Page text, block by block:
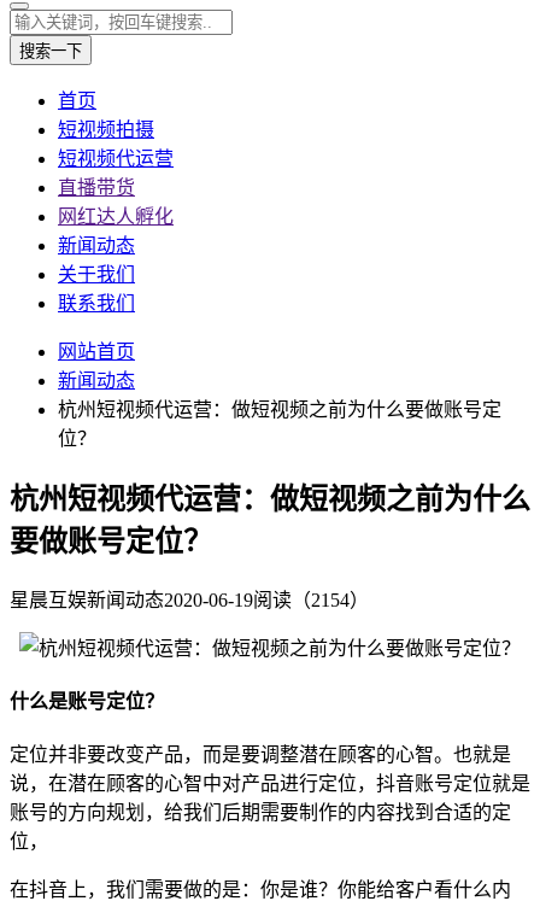
搜索一下
首页
短视频拍摄
短视频代运营
直播带货
网红达人孵化
新闻动态
关于我们
联系我们
网站首页
新闻动态
杭州短视频代运营：做短视频之前为什么要做账号定
位？
杭州短视频代运营：做短视频之前为什么
要做账号定位？
星晨互娱新闻动态2020-06-19阅读（2154）
什么是账号定位？
定位并非要改变产品，而是要调整潜在顾客的心智。也就是
说，在潜在顾客的心智中对产品进行定位，抖音账号定位就是
账号的方向规划，给我们后期需要制作的内容找到合适的定
位，
在抖音上，我们需要做的是：你是谁？你能给客户看什么内